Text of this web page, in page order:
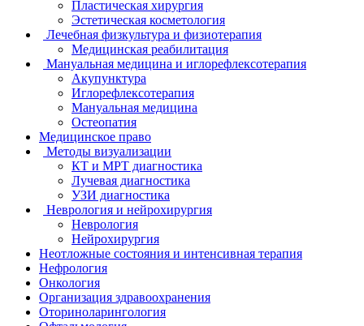
Пластическая хирургия
Эстетическая косметология
Лечебная физкультура и физиотерапия
Медицинская реабилитация
Мануальная медицина и иглорефлексотерапия
Акупунктура
Иглорефлексотерапия
Мануальная медицина
Остеопатия
Медицинское право
Методы визуализации
КТ и МРТ диагностика
Лучевая диагностика
УЗИ диагностика
Неврология и нейрохирургия
Неврология
Нейрохирургия
Неотложные состояния и интенсивная терапия
Нефрология
Онкология
Организация здравоохранения
Оториноларингология